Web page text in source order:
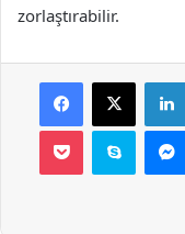
zorlaştırabilir.
Facebook
X
Pocket Skype